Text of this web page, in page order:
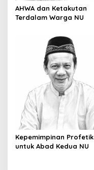
AHWA dan Ketakutan
Terdalam Warga NU
Kepemimpinan Profetik
untuk Abad Kedua NU